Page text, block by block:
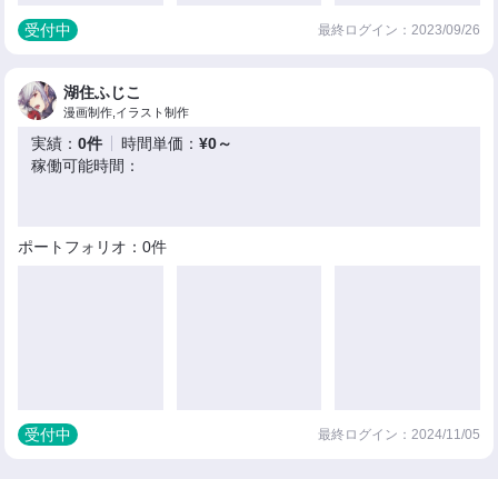
受付中 最終ログイン：2023/09/26
湖住ふじこ
漫画制作,イラスト制作
実績：0件 時間単価：¥0～
稼働可能時間：
ポートフォリオ：0件
受付中 最終ログイン：2024/11/05